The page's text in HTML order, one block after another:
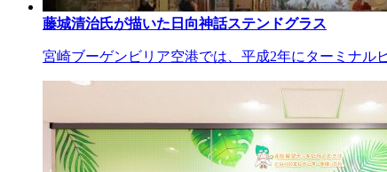
藤城清治氏が描いた日向神話ステンドグラス
宮崎ブーゲンビリア空港では、平成2年にターミナル